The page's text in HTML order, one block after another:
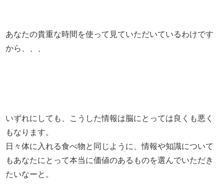
あなたの貴重な時間を使って見ていただいているわけです
から、、、
いずれにしても、こうした情報は脳にとっては良くも悪く
もなります。
日々体に入れる食べ物と同じように、情報や知識について
もあなたにとって本当に価値のあるものを選んでいただき
たいなーと。